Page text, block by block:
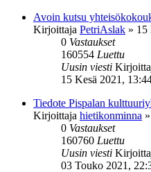
Avoin kutsu
Kirjoittaja PetriAslak » 15
0 Vastaukset
160554 Luettu
Uusin viesti
15 Kesä 2021,
Tiedote Pispalan
Kirjoittaja hietikonminna »
0 Vastaukset
160760 Luettu
Uusin viesti
03 Touko 2021,